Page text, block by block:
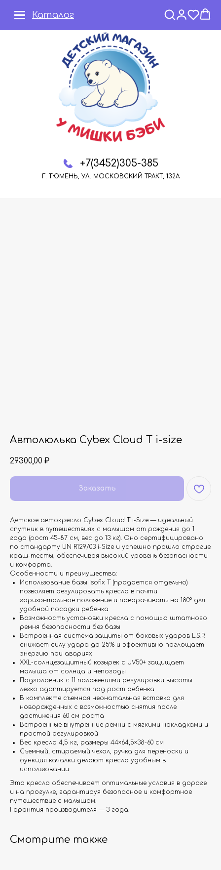
+7(3452)305-385
Г. ТЮМЕНЬ, УЛ. МОСКОВСКИЙ ТРАКТ, 132А
Каталог
Автолюлька Cybex Cloud T i-size
29300,00 ₽
Заказать
Детское автокресло Cybex Cloud T i-Size — идеальный
спутник в путешествиях с малышом от рождения до 1
года (рост 45–87 см, вес до 13 кг). Оно сертифицировано
по стандарту UN R129/03 i-Size и успешно прошло строгие
краш-тесты, обеспечивая высокий уровень безопасности
и комфорта.
Особенности и преимущества:
Использование базы isofix T (продается отдельно)
позволяет регулировать кресло в почти
горизонтальное положение и поворачивать на 180° для
удобной посадки ребенка
Возможность установки кресла с помощью штатного
ремня безопасности без базы
Встроенная система защиты от боковых ударов L.S.P.
снижает силу удара до 25% и эффективно поглощает
энергию при авариях
XXL-солнцезащитный козырек с UV50+ защищает
малыша от солнца и непогоды
Подголовник с 11 положениями регулировки высоты
легко адаптируется под рост ребенка
В комплекте съемная неонатальная вставка для
новорожденных с возможностью снятия после
достижения 60 см роста
Встроенные внутренние ремни с мягкими накладками и
простой регулировкой
Вес кресла 4,5 кг, размеры 44×64,5×38-60 см
Съемный, стираемый чехол, ручка для переноски и
функция качалки делают кресло удобным в
использовании
Это кресло обеспечивает оптимальные условия в дороге
и на прогулке, гарантируя безопасное и комфортное
путешествие с малышом.
Гарантия производителя — 3 года.
Смотрите также